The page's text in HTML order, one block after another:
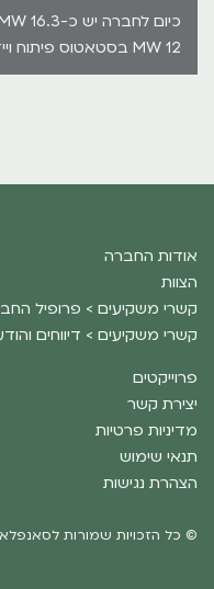
12 MW בסטאטוס פיתוח וייזום.
פרוייקטים
יצירת קשר
מדיניות פרטיות
תנאי שימוש
הצהרת נגישות
אודות החברה
הצוות
קשרי משקיעים > פרופיל
קשרי משקיעים > דיווחים
© כל הזכויות שמורות